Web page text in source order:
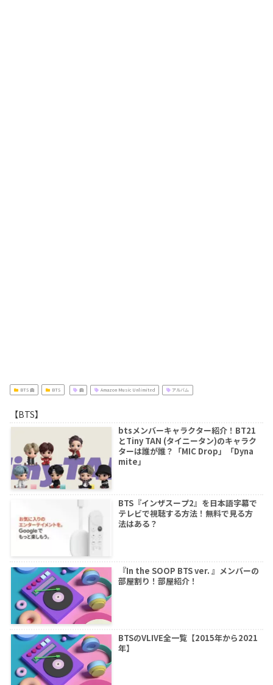
BTS 曲 BTS 曲 Amazon Music Unlimited アルバム
【BTS】
btsメンバーキャラクター紹介！BT21
とTiny TAN (タイニータン)のキャラク
ターは誰が誰？「MIC Drop」「Dyna
mite」
BTS『インザスープ2』を日本語字幕で
テレビで視聴する方法！無料で見る方
法はある？
『In the SOOP BTS ver. 』メンバーの
部屋割り！部屋紹介！
BTSのVLIVE全一覧【2015年から2021
年】